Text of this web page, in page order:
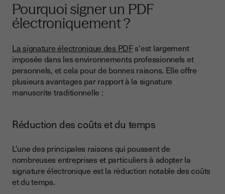
Pourquoi signer un PDF
électroniquement ?
La signature électronique des PDFs'est largement
imposée dans les environnements professionnels et
personnels, et cela pour de bonnes raisons. Elle offre
plusieurs avantages par rapport à la signature
manuscrite traditionnelle :
Réduction des coûts et du temps
L'une des principales raisons qui poussent de
nombreuses entreprises et particuliers à adopter la
signature électronique est la réduction notable des coûts
et du temps.